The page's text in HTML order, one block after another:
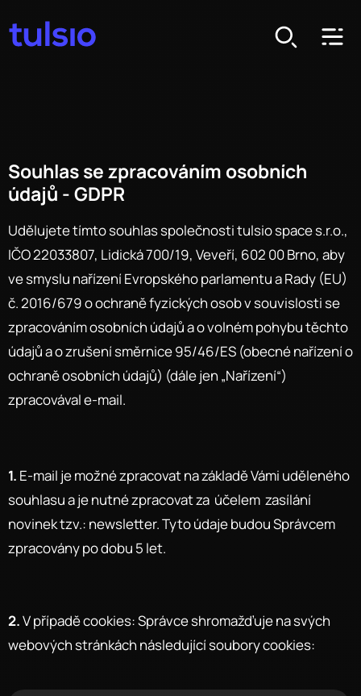
Souhlas se zpracováním osobních
údajů - GDPR
Udělujete tímto souhlas společnosti tulsio space s.r.o.,
IČO 22033807, Lidická 700/19, Veveří, 602 00 Brno, aby
ve smyslu nařízení Evropského parlamentu a Rady (EU)
č. 2016/679 o ochraně fyzických osob v souvislosti se
zpracováním osobních údajů a o volném pohybu těchto
údajů a o zrušení směrnice 95/46/ES (obecné nařízení o
ochraně osobních údajů) (dále jen „Nařízení“)
zpracovával e-mail.
1. E-mail je možné zpracovat na základě Vámi uděleného
souhlasu a je nutné zpracovat za účelem zasílání
novinek tzv.: newsletter. Tyto údaje budou Správcem
zpracovány po dobu 5 let.
2.V případě cookies: Správce shromažďuje na svých
webových stránkách následující soubory cookies: